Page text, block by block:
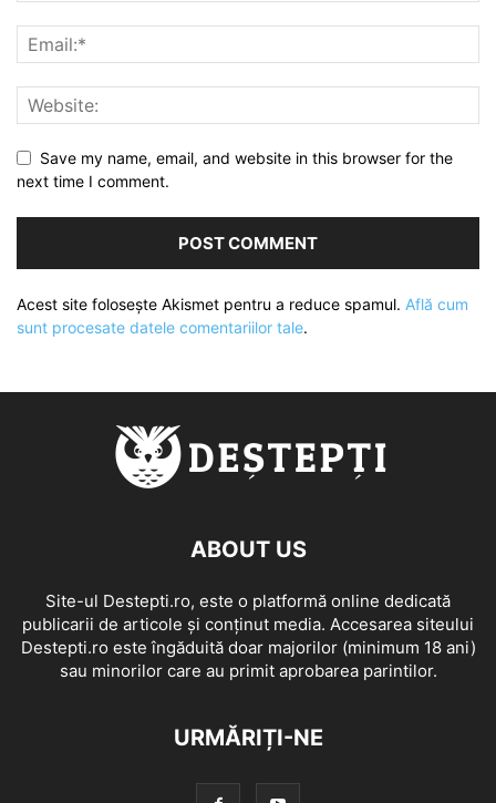
Save my name, email, and website in this browser for the
next time I comment.
Acest site folosește Akismet pentru a reduce spamul. Află cum
sunt procesate datele comentariilor tale.
ABOUT US
Site-ul Destepti.ro, este o platformă online dedicată
publicarii de articole și conținut media. Accesarea siteului
Destepti.ro este îngăduită doar majorilor (minimum 18 ani)
sau minorilor care au primit aprobarea parintilor.
URMĂRIȚI-NE